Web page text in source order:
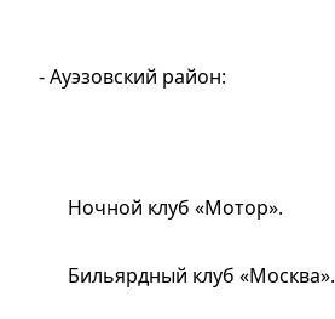
- Ауэзовский район:
Ночной клуб «Мотор».
Бильярдный клуб «Москва».